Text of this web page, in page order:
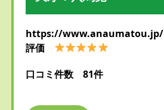
https://www.anaumatou.jp/
評価
口コミ件数 81件